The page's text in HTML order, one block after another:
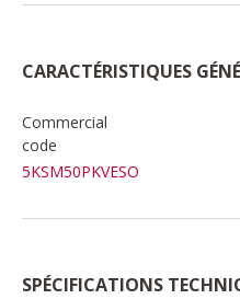
CARACTÉRISTIQUES
Commercial
code
5KSM50PKVESO
SPÉCIFICATIONS